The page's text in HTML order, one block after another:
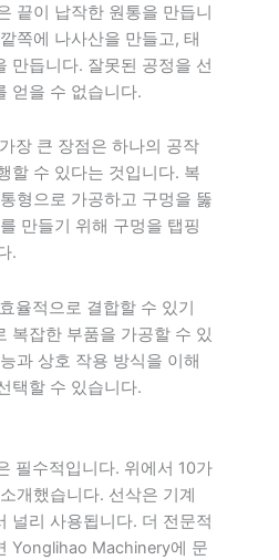
끝이 납작한 원통을 만듭니
쪽에 나사산을 만들고, 태
만듭니다. 잘못된 공정을 선
얻을 수 없습니다.
장 큰 장점은 하나의 공작
할 수 있다는 것입니다. 복
형으로 가공하고 구멍을 뚫
만들기 위해 구멍을 탭핑
.
율적으로 결합할 수 있기
복잡한 부품을 가공할 수 있
과 상호 작용 방식을 이해
택할 수 있습니다.
필수적입니다. 위에서 10가
개했습니다. 선삭은 기계
널리 사용됩니다. 더 전문적
Yonglihao Machinery에 문